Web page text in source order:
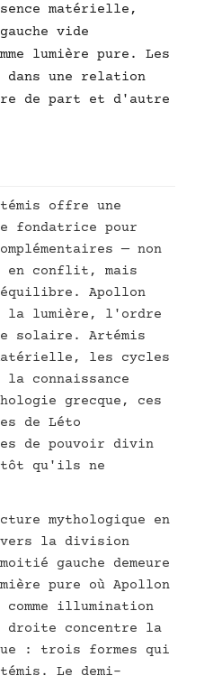
matérielle,
vide
lumière pure. Les
dans une relation
de part et d'autre
offre une
fondatrice pour
— non
en conflit, mais
équilibre. Apollon
la lumière, l'ordre
solaire. Artémis
les cycles
connaissance
grecque, ces
de Léto
de pouvoir divin
qu'ils ne
mythologique en
la division
gauche demeure
pure où Apollon
comme illumination
droite concentre la
: trois formes qui
Le demi-